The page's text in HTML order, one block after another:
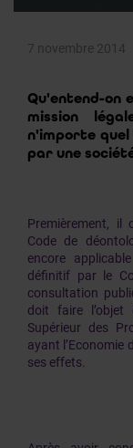
7 novembre 2014
Qu'entend-on
mission
n'importe
par une
Premièrement, il
Code de
encore
définitif par le
consultation
doit faire l’objet
Supérieur des
ayant
ses effets.